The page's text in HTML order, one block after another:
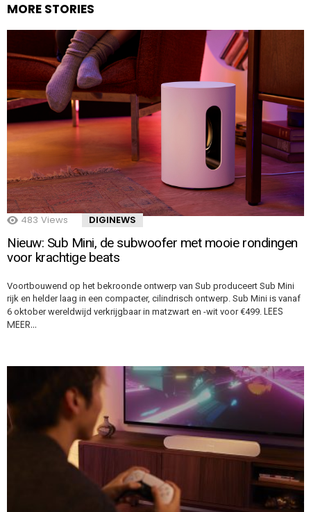
MORE STORIES
483 Views DIGINEWS
Nieuw: Sub Mini, de subwoofer met mooie rondingen
voor krachtige beats
Voortbouwend op het bekroonde ontwerp van Sub produceert Sub Mini
rijk en helder laag in een compacter, cilindrisch ontwerp. Sub Mini is vanaf
6 oktober wereldwijd verkrijgbaar in matzwart en -wit voor €499. LEES
MEER…